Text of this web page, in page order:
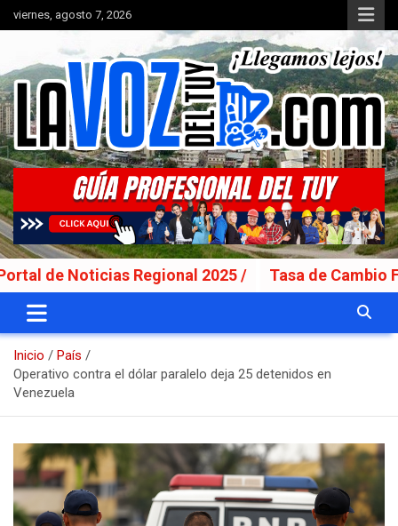
Saltar
al
viernes, agosto 7, 2026
La Voz del Tuy
Portal de noticias
Regional 2025 / Tasa de Cambio Fecha
Inicio
País
Operativo contra el dólar paralelo deja 25 detenidos en
Venezuela